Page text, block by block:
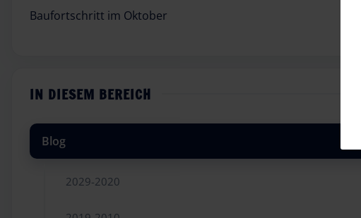
Baufortschritt im Oktober
IN DIESEM BEREICH
Blog
2029-2020